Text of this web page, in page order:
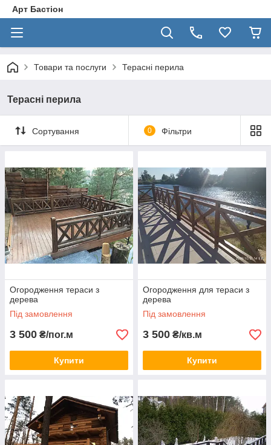
Арт Бастіон
Товари та послуги Терасні перила
Терасні перила
Сортування 0 Фільтри
Огородження тераси з
дерева
Під замовлення
3 500 ₴/пог.м
Купити
Огородження для тераси з
дерева
Під замовлення
3 500 ₴/кв.м
Купити